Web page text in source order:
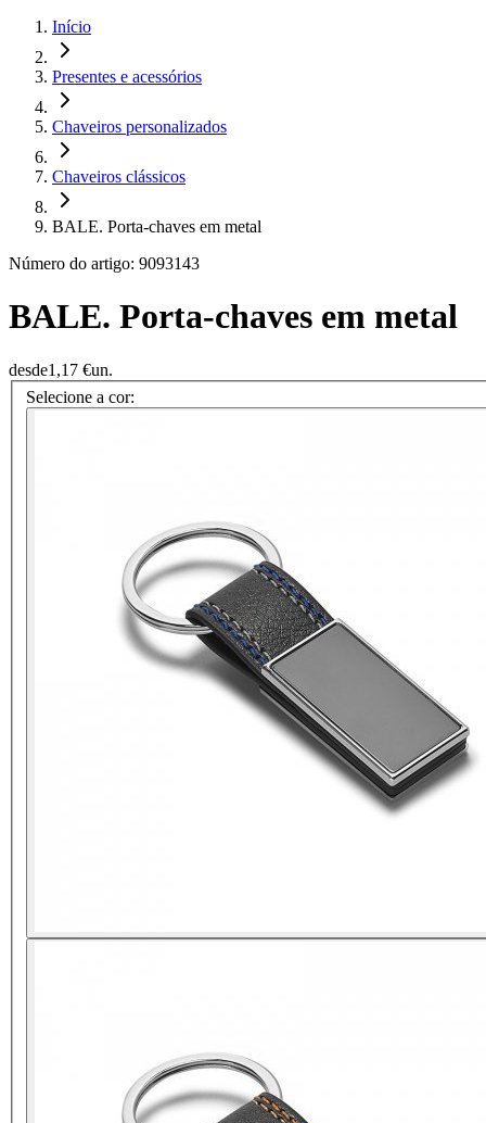
Início
Presentes e acessórios
Chaveiros personalizados
Chaveiros clássicos
BALE. Porta-chaves em metal
Número do artigo: 9093143
BALE. Porta-chaves em metal
desde1,17 €un.
Selecione a cor: